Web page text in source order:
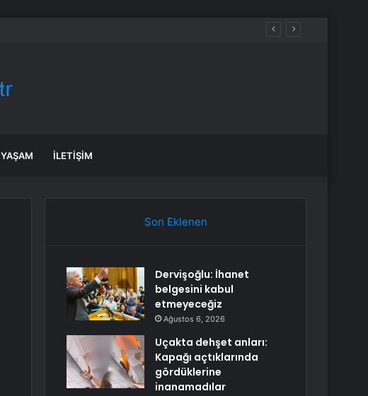
YAŞAM İLETIŞIM
Son Eklenen
Dervişoğlu: İhanet
belgesini kabul
etmeyeceğiz
Ağustos 6, 2026
Uçakta dehşet anları:
Kapağı açtıklarında
gördüklerine
inanamadılar